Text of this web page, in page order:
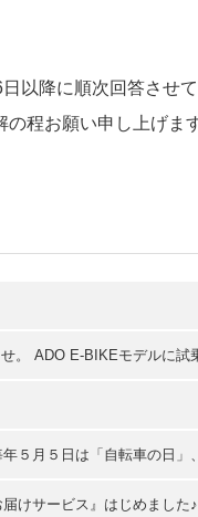
以降に順次回答させて
程お願い申し上げます
。 ADO E-BIKEモデルに試
５月５日は「自転車の日」
けサービス』はじめました♪